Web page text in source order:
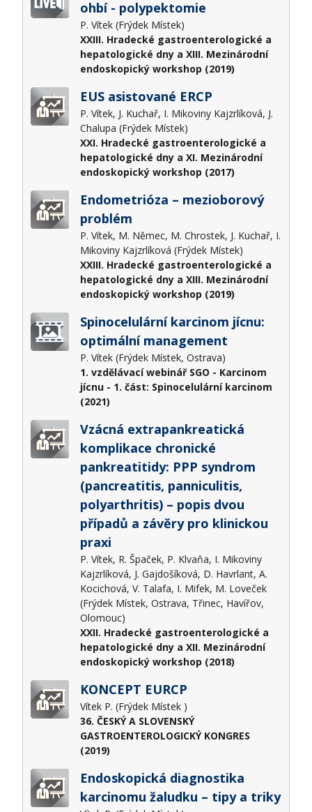
ohbí - polypektomie
P. Vítek (Frýdek Místek)
XXIII. Hradecké gastroenterologické a
hepatologické dny a XIII. Mezinárodní
endoskopický workshop (2019)
EUS asistované ERCP
P. Vítek, J. Kuchař, I. Mikoviny Kajzrlíková, J.
Chalupa (Frýdek Místek)
XXI. Hradecké gastroenterologické a
hepatologické dny a XI. Mezinárodní
endoskopický workshop (2017)
Endometrióza – mezioborový
problém
P. Vítek, M. Němec, M. Chrostek, J. Kuchař, I.
Mikoviny Kajzrlíková (Frýdek Místek)
XXIII. Hradecké gastroenterologické a
hepatologické dny a XIII. Mezinárodní
endoskopický workshop (2019)
Spinocelulární karcinom jícnu:
optimální management
P. Vítek (Frýdek Místek, Ostrava)
1. vzdělávací webinář SGO - Karcinom
jícnu - 1. část: Spinocelulární karcinom
(2021)
Vzácná extrapankreatická
komplikace chronické
pankreatitidy: PPP syndrom
(pancreatitis, panniculitis,
polyarthritis) – popis dvou
případů a závěry pro klinickou
praxi
P. Vítek, R. Špaček, P. Klvaňa, I. Mikoviny
Kajzrlíková, J. Gajdošíková, D. Havrlant, A.
Kocichová, V. Talafa, I. Mifek, M. Loveček
(Frýdek Místek, Ostrava, Třinec, Havířov,
Olomouc)
XXII. Hradecké gastroenterologické a
hepatologické dny a XII. Mezinárodní
endoskopický workshop (2018)
KONCEPT EURCP
Vítek P. (Frýdek Místek )
36. ČESKÝ A SLOVENSKÝ
GASTROENTEROLOGICKÝ KONGRES
(2019)
Endoskopická diagnostika
karcinomu žaludku – tipy a triky